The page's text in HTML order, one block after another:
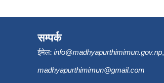
सम्पर्क
ईमेल: info@madhyapurthimimun.gov.np,
madhyapurthimimun@gmail.com